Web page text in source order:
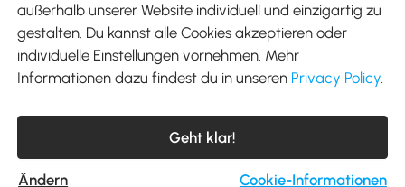
Google Play
Tel.: +49 40 87408465
kontakt@aosom.de
Telefonservice Mo.-Fr. 9:00-17:30 Uhr
MH Handel GmbH, Wendenstraße 309, 20537 Hamburg
außerhalb unserer Website individuell und einzigartig zu
gestalten. Du kannst alle Cookies akzeptieren oder
individuelle Einstellungen vornehmen. Mehr
Informationen dazu findest du in unseren Privacy Policy.
Geht klar!
Ändern Cookie-Informationen